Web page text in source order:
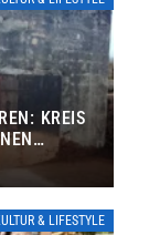
KREIS
& LIFESTYLE